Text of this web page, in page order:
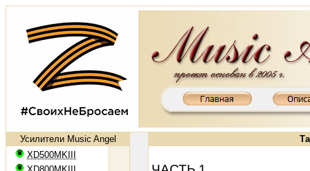
Усилители Music Angel
XD500MKIII